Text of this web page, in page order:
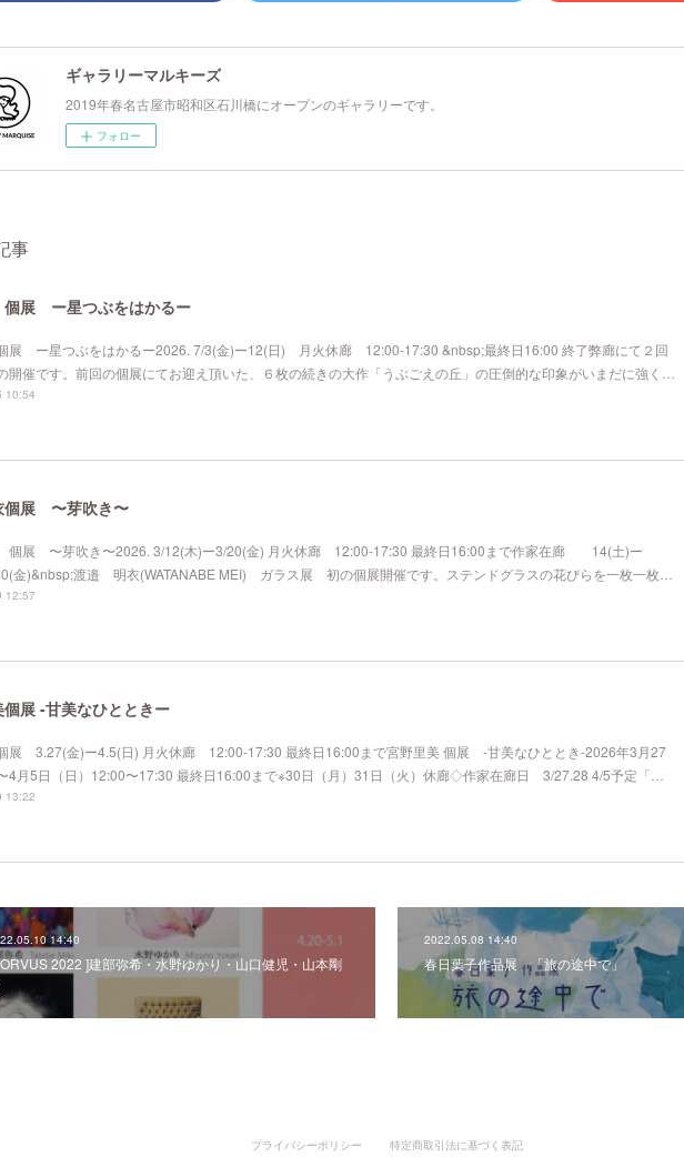
ギャラリーマルキーズ
2019年春名古屋市昭和区石川橋にオープンのギャラリーです。
フォロー
事
展 ー星つぶをはかるー
ー星つぶをはかるー2026. 7/3(金)ー12(日) 月火休廊 12:00-17:30 &nbsp;最終日16:00 終了弊廊にて２回
開催です。前回の個展にてお迎え頂いた、６枚の続きの大作「うぶごえの丘」の圧倒的な印象がいまだに強く…
10:54
個展 〜芽吹き〜
個展 〜芽吹き〜2026. 3/12(木)ー3/20(金) 月火休廊 12:00-17:30 最終日16:00まで作家在廊 14(土)ー
金)&nbsp;渡邉 明衣(WATANABE MEI) ガラス展 初の個展開催です。ステンドグラスの花びらを一枚一枚…
12:57
展 -甘美なひとときー
展 3.27(金)ー4.5(日) 月火休廊 12:00-17:30 最終日16:00まで宮野里美 個展 -甘美なひととき-2026年3月27
4月5日（日）12:00〜17:30 最終日16:00まで※30日（月）31日（火）休廊◇作家在廊日 3/27.28 4/5予定「…
13:22
14:40
2022 ]建部弥希・水野ゆかり・山口健児・山本剛
2022.05.08 14:40
春日葉子作品展 「旅の途中で」
プライバシーポリシー 特定商取引法に基づく表記